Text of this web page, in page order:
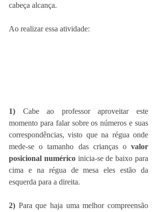
cabeça alcança.
Ao realizar essa atividade:
1) Cabe ao professor aproveitar este
momento para falar sobre os números e suas
correspondências, visto que na régua onde
mede-se o tamanho das crianças o valor
posicional numérico inicia-se de baixo para
cima e na régua de mesa eles estão da
esquerda para a direita.
2) Para que haja uma melhor compreensão